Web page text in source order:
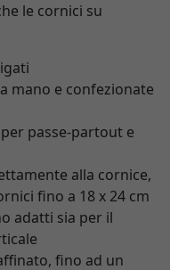
le cornici su
mano e confezionate
passe-partout e
alla cornice,
fino a 18 x 24 cm
adatti sia per il
fino ad un